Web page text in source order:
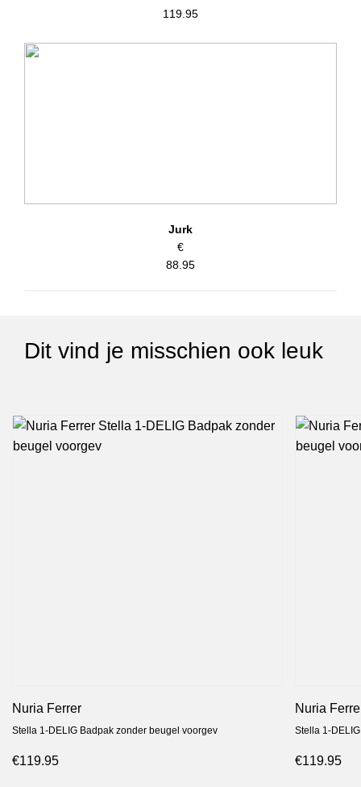
119.95
Jurk
€
88.95
Dit vind je misschien ook leuk
Nuria Ferrer
Stella 1-DELIG Badpak zonder beugel voorgev
€119.95
Nuria
Stella 1-
€119.95